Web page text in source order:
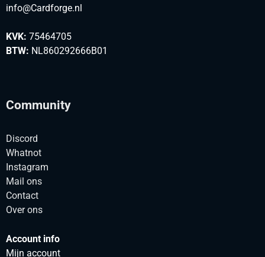
info@Cardforge.nl
KVK: 75464705
BTW: NL860292666B01
Community
Discord
Whatnot
Instagram
Mail ons
Contact
Over ons
Account info
Mijn account